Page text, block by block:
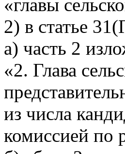
«главы
2) в статье
а) часть 2
«2. Глава
из числа
комиссией по